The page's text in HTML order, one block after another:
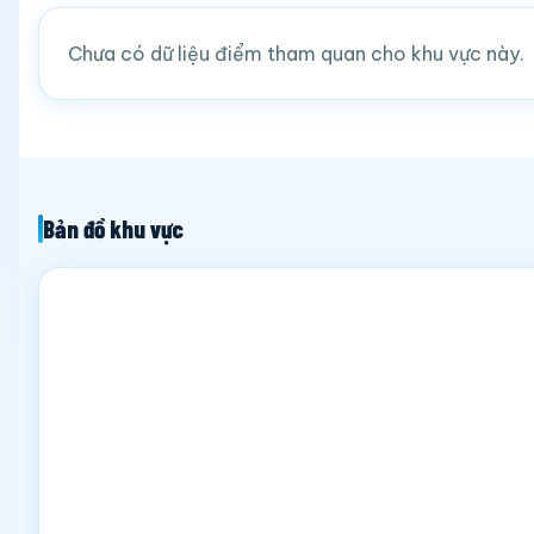
Chưa có dữ liệu điểm tham quan cho khu vực này.
Bản đồ khu vực